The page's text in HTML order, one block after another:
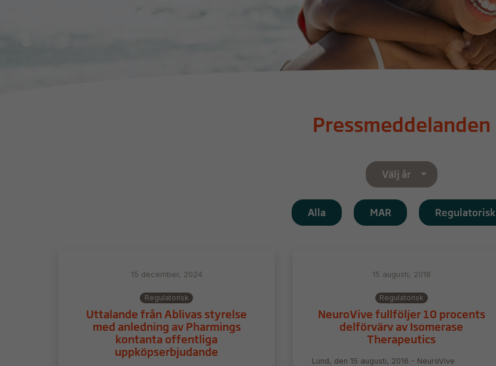
Pressmeddelanden
Välj år
Alla MAR Regulatorisk
15 december, 2024
Regulatorisk
Uttalande från Ablivas styrelse
med anledning av Pharmings
kontanta offentliga
uppköpserbjudande
15 augusti, 2016
Regulatorisk
NeuroVive fullföljer 10 procents
delförvärv av Isomerase
Therapeutics
Lund, den 15 augusti, 2016 - NeuroVive